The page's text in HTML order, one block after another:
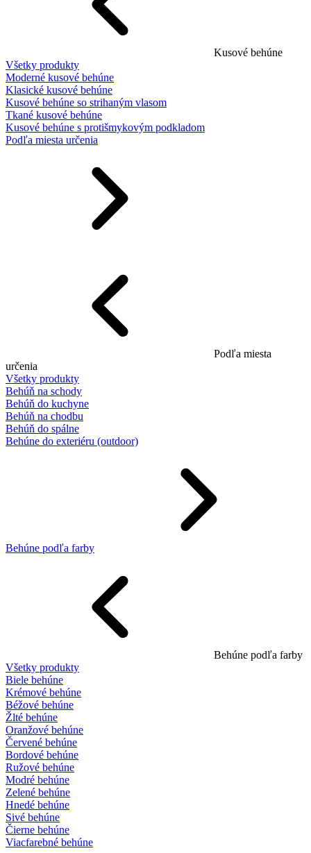
Kusové behúne
Všetky produkty
Moderné kusové behúne
Klasické kusové behúne
Kusové behúne so strihaným vlasom
Tkané kusové behúne
Kusové behúne s protišmykovým podkladom
Podľa miesta určenia
Podľa miesta
určenia
Všetky produkty
Behúň na schody
Behúň do kuchyne
Behúň na chodbu
Behúň do spálne
Behúne do exteriéru (outdoor)
Behúne podľa farby
Behúne podľa farby
Všetky produkty
Biele behúne
Krémové behúne
Béžové behúne
Žlté behúne
Oranžové behúne
Červené behúne
Bordové behúne
Ružové behúne
Modré behúne
Zelené behúne
Hnedé behúne
Sivé behúne
Čierne behúne
Viacfarebné behúne